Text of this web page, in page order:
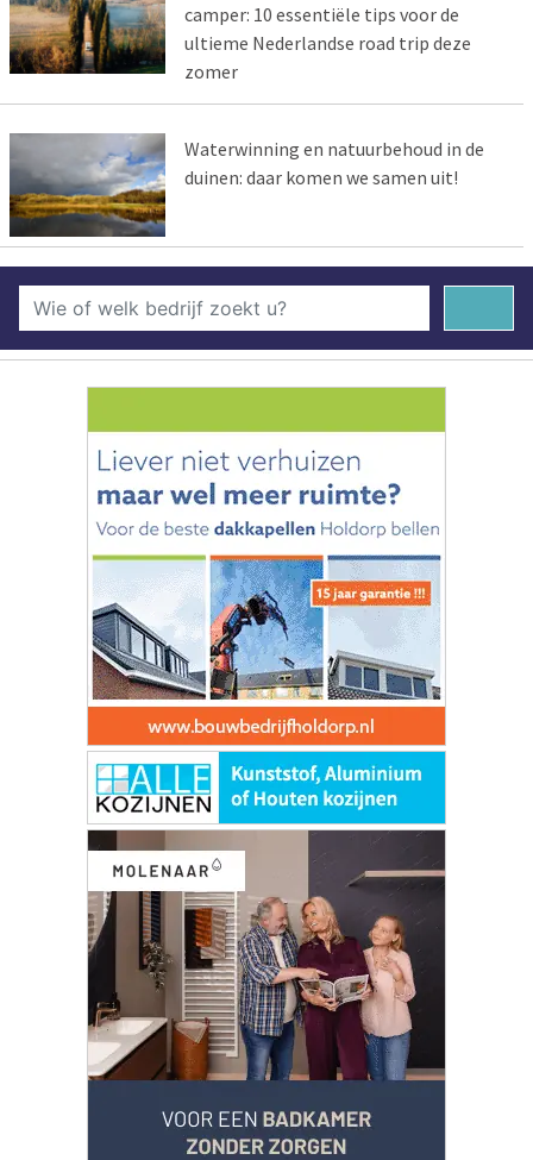
camper: 10 essentiële tips voor de
ultieme Nederlandse road trip deze
zomer
Waterwinning en natuurbehoud in de
duinen: daar komen we samen uit!